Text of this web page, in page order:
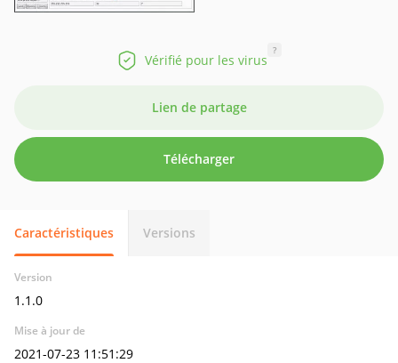
Vérifié pour les virus
?
Lien de partage
Télécharger
Caractéristiques Versions
Version
1.1.0
Mise à jour de
2021-07-23 11:51:29